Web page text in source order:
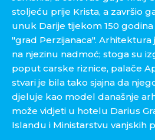
stoljeću prije Krista, a završio
unuk Darije tijekom 150
"grad Perzijanaca".
na njezinu nadmoć; stoga su
poput carske riznice, palače
stvari je bila tako sjajna da
djeluje kao model današnje
može vidjeti u hotelu Darius
Islandu i Ministarstvu vanjskih